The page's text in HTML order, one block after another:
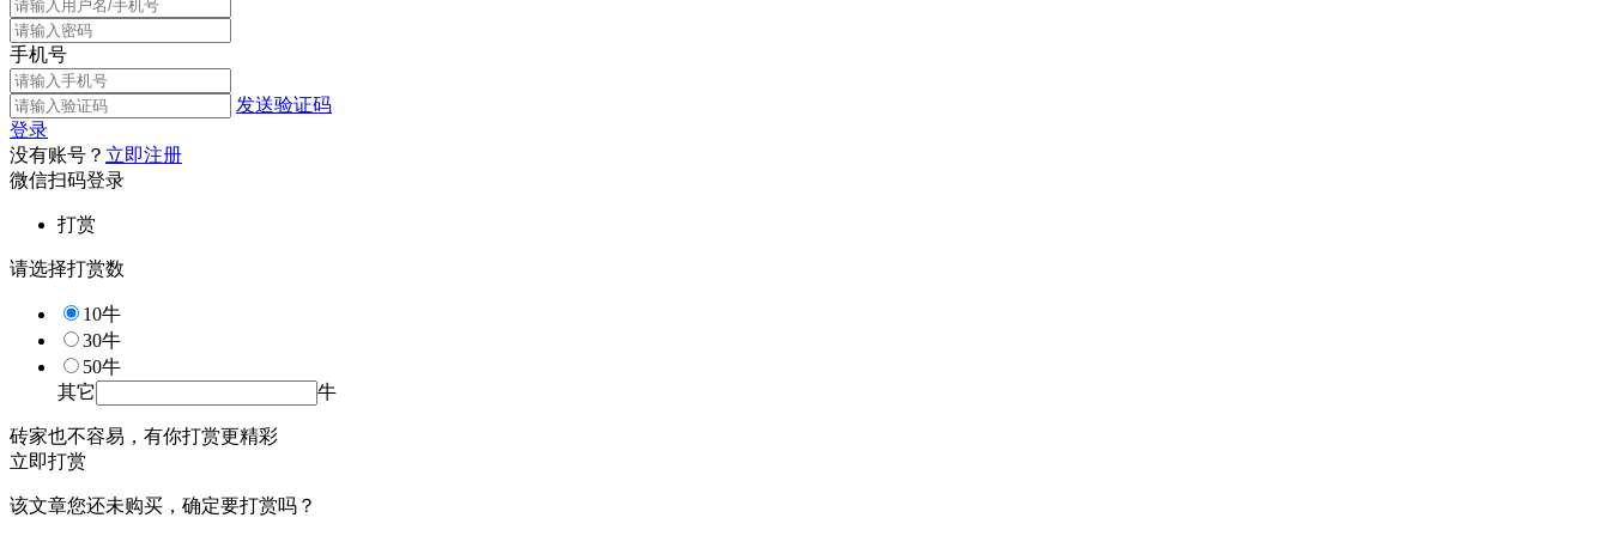
手机号
发送验证码
登录
没有账号？ 立即注册
微信扫码登录
打赏
请选择打赏数
10牛
30牛
50牛
其它
牛
砖家也不容易，有你打赏更精彩
立即打赏
该文章您还未购买，确定要打赏吗？